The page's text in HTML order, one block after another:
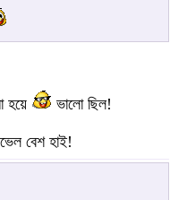
হয়ে ভালো ছিল!
বেশ হাই!